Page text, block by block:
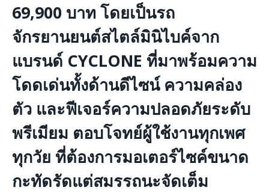
69,900 บาทโดยเป็นรถ
จักรยานยนต์สไตล์มินิไบค์จาก
แบรนด์ CYCLONE ที่มาพร้อมความ
โดดเด่นทั้งด้านดีไซน์ ความคล่อง
ตัว และฟีเจอร์ความปลอดภัยระดับ
พรีเมียม ตอบโจทย์ผู้ใช้งานทุกเพศ
ทุกวัย ที่ต้องการมอเตอร์ไซค์ขนาด
กะทัดรัดแต่สมรรถนะจัดเต็ม